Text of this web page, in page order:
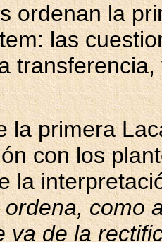
ordenan la
las
la primera
con los
la
como
va de la